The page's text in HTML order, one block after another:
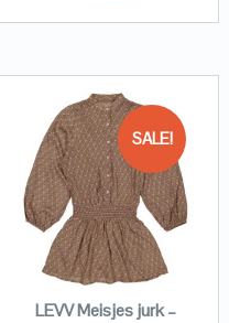
SALE!
LEVV Meisjes jurk –